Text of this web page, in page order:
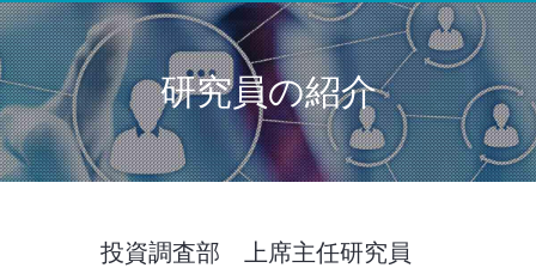
研究員の紹介
投資調査部 上席主任研究員